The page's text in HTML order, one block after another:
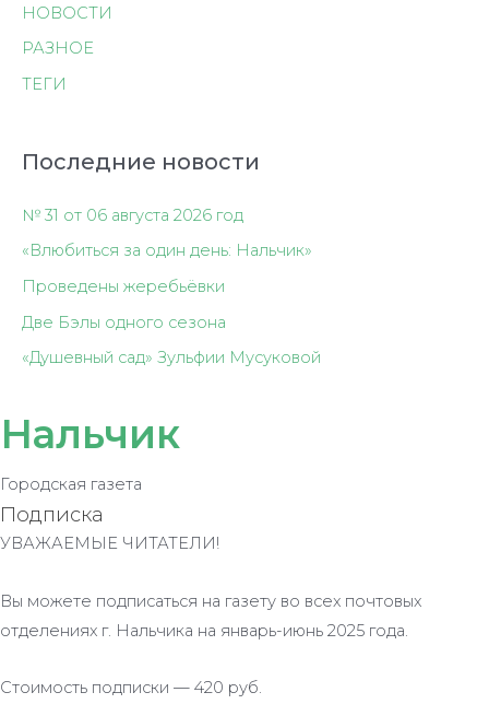
НОВОСТИ
РАЗНОЕ
ТЕГИ
Последние новости
№ 31 от 06 августа 2026 год
«Влюбиться за один день: Нальчик»
Проведены жеребьёвки
Две Бэлы одного сезона
«Душевный сад» Зульфии Мусуковой
Нальчик
Городская газета
Подписка
УВАЖАЕМЫЕ ЧИТАТЕЛИ!
Вы можете подписаться на газету во всех почтовых
отделениях г. Нальчика на январь-июнь 2025 года.
Стоимость подписки — 420 руб.